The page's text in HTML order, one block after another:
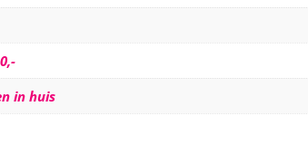
in huis